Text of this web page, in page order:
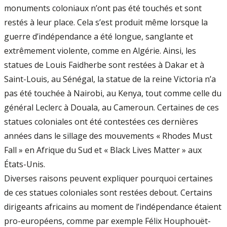
monuments coloniaux n’ont pas été touchés et sont
restés à leur place. Cela s’est produit même lorsque la
guerre d’indépendance a été longue, sanglante et
extrêmement violente, comme en Algérie. Ainsi, les
statues de Louis Faidherbe sont restées à Dakar et à
Saint-Louis, au Sénégal, la statue de la reine Victoria n’a
pas été touchée à Nairobi, au Kenya, tout comme celle du
général Leclerc à Douala, au Cameroun. Certaines de ces
statues coloniales ont été contestées ces dernières
années dans le sillage des mouvements « Rhodes Must
Fall » en Afrique du Sud et « Black Lives Matter » aux
États-Unis.
Diverses raisons peuvent expliquer pourquoi certaines
de ces statues coloniales sont restées debout. Certains
dirigeants africains au moment de l’indépendance étaient
pro-européens, comme par exemple Félix Houphouët-